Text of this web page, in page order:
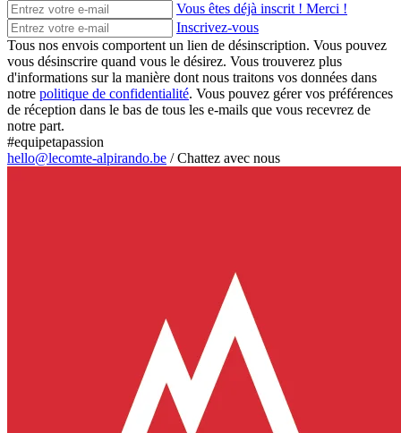
Vous êtes déjà inscrit ! Merci !
Inscrivez-vous
Tous nos envois comportent un lien de désinscription. Vous pouvez
vous désinscrire quand vous le désirez. Vous trouverez plus
d'informations sur la manière dont nous traitons vos données dans
notre politique de confidentialité. Vous pouvez gérer vos préférences
de réception dans le bas de tous les e-mails que vous recevrez de
notre part.
#equipetapassion
hello@lecomte-alpirando.be /Chattez avec nous